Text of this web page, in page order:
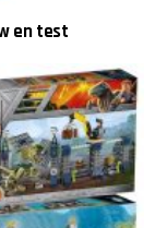
en test